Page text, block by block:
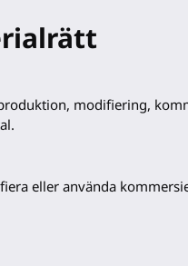
modifiering,
eller använda